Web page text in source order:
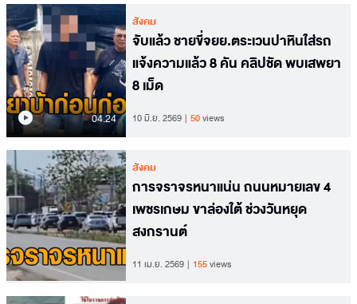
04.24
สังคม
จับแล้ว ชายขี่จยย.ตระเวนปาหินใส่รถ
แจ้งความแล้ว 8 คัน คลิปชัด พบเสพยา
8 เม็ด
10 มิ.ย. 2569 50views
สังคม
การจราจรหนาแน่น ถนนหมายเลข 4
เพชรเกษม ขาล่องใต้ ช่วงวันหยุด
สงกรานต์
11 เม.ย. 2569 155views